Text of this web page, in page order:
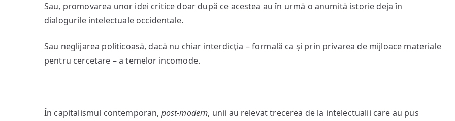
Sau, promovarea unor idei critice doar după ce acestea au în urmă o anumită istorie deja în
dialogurile intelectuale occidentale.
Sau neglijarea politicoasă, dacă nu chiar interdicţia – formală ca şi prin privarea de mijloace materiale
pentru cercetare – a temelor incomode.
În capitalismul contemporan, post-modern, unii au relevat trecerea de la intelectualii care au pus